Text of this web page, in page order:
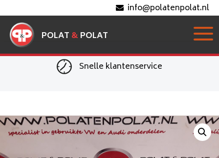
info@polatenpolat.nl
POLAT & POLAT
Snelle klantenservice